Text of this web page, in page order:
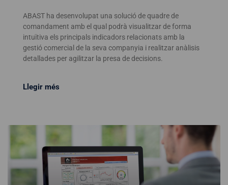
ABAST ha desenvolupat una solució de quadre de
comandament amb el qual podrà visualitzar de forma
intuïtiva els principals indicadors relacionats amb la
gestió comercial de la seva companyia i realitzar anàlisis
detallades per agilitzar la presa de decisions.
Llegir més